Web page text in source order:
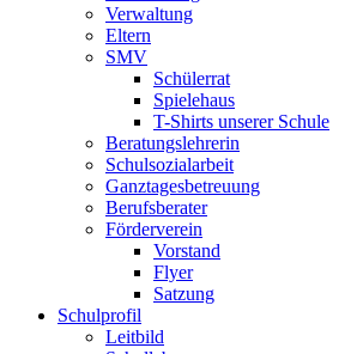
Verwaltung
Eltern
SMV
Schülerrat
Spielehaus
T-Shirts unserer Schule
Beratungslehrerin
Schulsozialarbeit
Ganztagesbetreuung
Berufsberater
Förderverein
Vorstand
Flyer
Satzung
Schulprofil
Leitbild